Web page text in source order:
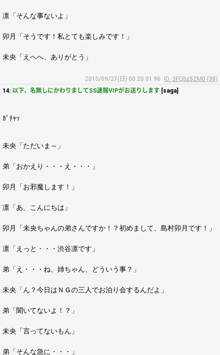
凛「そんな事ないよ」
卯月「そうです！私とても楽しみです！」
未央「えへへ、ありがとう」
2015/09/27(日) 00:20:01.96
ID: 3FQbz5ZM0 (38)
14: 以下、名無しにかわりましてSS速報VIPがお送りします [saga]
ｶﾞﾁｬｯ
未央「ただいま～」
弟「おかえり・・・え・・・」
卯月「お邪魔します！」
凛「あ、こんにちは」
卯月「未央ちゃんの弟さんですか！？初めまして、島村卯月です！」
凛「えっと・・・渋谷凛です」
弟「え・・・ね、姉ちゃん、どういう事？」
未央「ん？今日はＮＧの三人でお泊り会するんだよ」
弟「聞いてないよ！？」
未央「言ってないもん」
弟「そんな急に・・・」